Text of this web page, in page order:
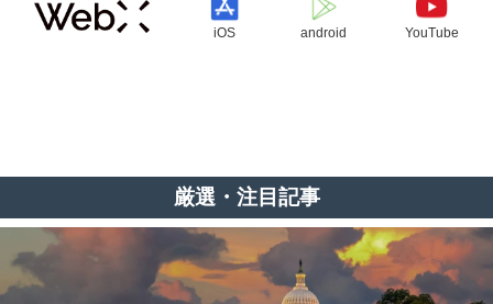
iOS android YouTube
厳選・注目記事